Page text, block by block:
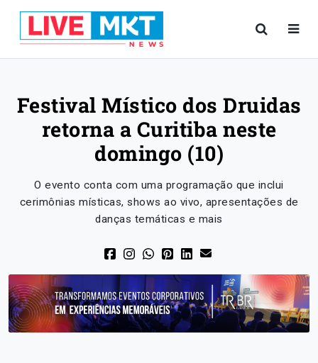
Festival Místico dos Druidas
retorna a Curitiba neste
domingo (10)
O evento conta com uma programação que inclui
cerimônias místicas, shows ao vivo, apresentações de
danças temáticas e mais